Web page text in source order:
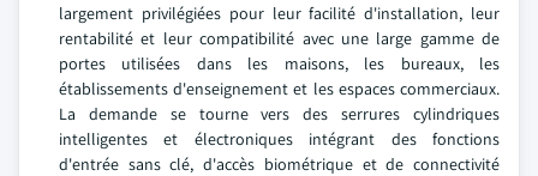
largement privilégiées pour leur facilité d'installation, leur
rentabilité et leur compatibilité avec une large gamme de
portes utilisées dans les maisons, les bureaux, les
établissements d'enseignement et les espaces commerciaux.
La demande se tourne vers des serrures cylindriques
intelligentes et électroniques intégrant des fonctions
d'entrée sans clé, d'accès biométrique et de connectivité